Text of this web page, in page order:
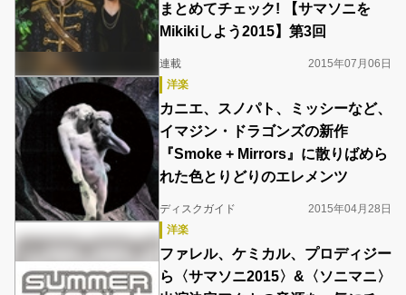
まとめてチェック! 【サマソニを
Mikikiしよう2015】第3回
連載
2015年07月06日
洋楽
カニエ、スノパト、ミッシーなど、
イマジン・ドラゴンズの新作
『Smoke + Mirrors』に散りばめら
れた色とりどりのエレメンツ
ディスクガイド
2015年04月28日
洋楽
ファレル、ケミカル、プロディジー
ら〈サマソニ2015〉&〈ソニマニ〉